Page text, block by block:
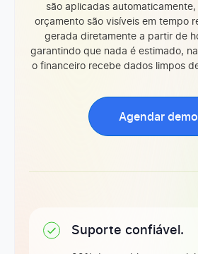
são aplicadas
orçamento são visíveis em tempo
gerada diretamente a partir de
garantindo que nada é estimado,
o financeiro recebe dados limpos
Agendar demo
Suporte confiável.